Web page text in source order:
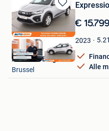
Bewaren
in
Mijn
Favorieten
€
2023
Alle
Autohero België
Brussel